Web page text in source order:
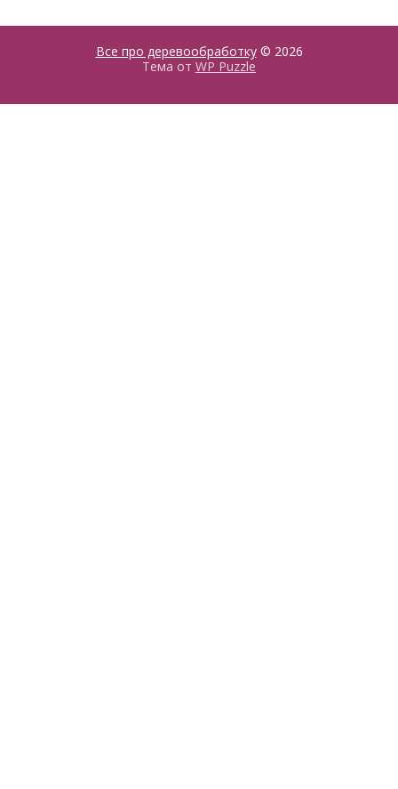
Все про деревообработку© 2026
Тема от WP Puzzle